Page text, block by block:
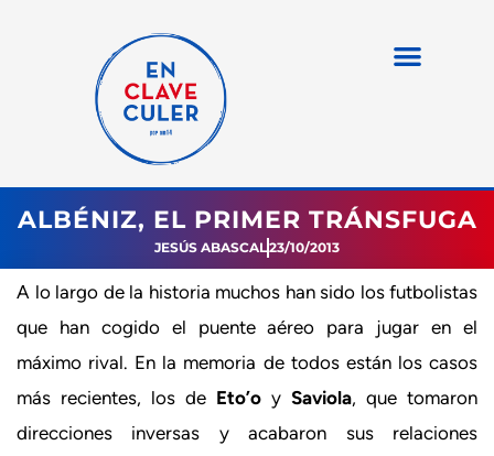
ALBÉNIZ, EL PRIMER TRÁNSFUGA
JESÚS ABASCAL23/10/2013
A lo largo de la historia muchos han sido los futbolistas
que han cogido el puente aéreo para jugar en el
máximo rival. En la memoria de todos están los casos
más recientes, los de Eto’o y Saviola, que tomaron
direcciones inversas y acabaron sus relaciones